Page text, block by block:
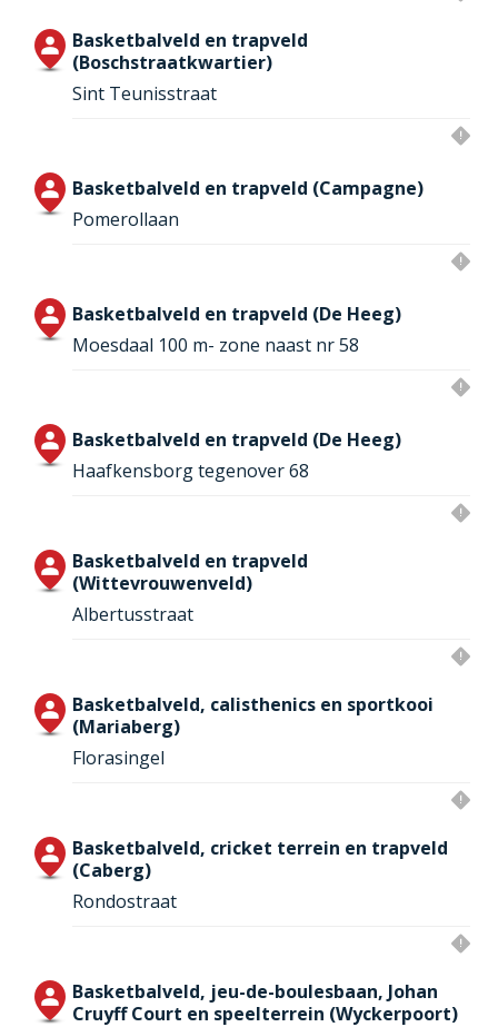
Basketbalveld en trapveld
(Boschstraatkwartier)
Sint Teunisstraat
Basketbalveld en trapveld (Campagne)
Pomerollaan
Basketbalveld en trapveld (De Heeg)
Moesdaal 100 m- zone naast nr 58
Basketbalveld en trapveld (De Heeg)
Haafkensborg tegenover 68
Basketbalveld en trapveld
(Wittevrouwenveld)
Albertusstraat
Basketbalveld, calisthenics en sportkooi
(Mariaberg)
Florasingel
Basketbalveld, cricket terrein en trapveld
(Caberg)
Rondostraat
Basketbalveld, jeu-de-boulesbaan, Johan
Cruyff Court en speelterrein (Wyckerpoort)